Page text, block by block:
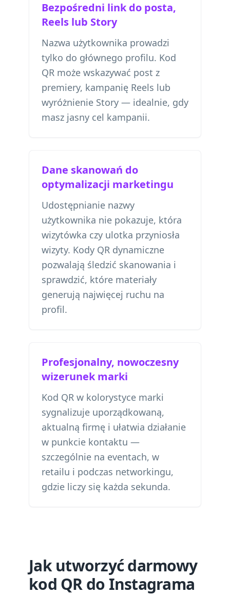
Bezpośredni link do posta,
Reels lub Story
Nazwa użytkownika prowadzi
tylko do głównego profilu. Kod
QR może wskazywać post z
premiery, kampanię Reels lub
wyróżnienie Story — idealnie, gdy
masz jasny cel kampanii.
Dane skanowań do
optymalizacji marketingu
Udostępnianie nazwy
użytkownika nie pokazuje, która
wizytówka czy ulotka przyniosła
wizyty. Kody QR dynamiczne
pozwalają śledzić skanowania i
sprawdzić, które materiały
generują najwięcej ruchu na
profil.
Profesjonalny, nowoczesny
wizerunek marki
Kod QR w kolorystyce marki
sygnalizuje uporządkowaną,
aktualną firmę i ułatwia działanie
w punkcie kontaktu —
szczególnie na eventach, w
retailu i podczas networkingu,
gdzie liczy się każda sekunda.
Jak utworzyć darmowy
kod QR do Instagrama